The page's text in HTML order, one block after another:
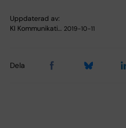
Uppdaterad av:
KI Kommunikati… 2019-10-11
Dela